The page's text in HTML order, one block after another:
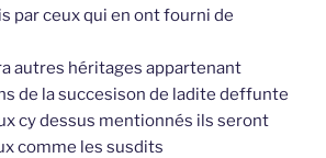
par ceux qui en ont fourni de
autres héritages appartenant
de la succesison de ladite deffunte
cy dessus mentionnés ils seront
comme les susdits